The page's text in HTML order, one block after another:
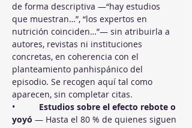
de forma descriptiva —“hay estudios
que muestran…”, “los expertos en
nutrición coinciden…”— sin atribuirla a
autores, revistas ni instituciones
concretas, en coherencia con el
planteamiento panhispánico del
episodio. Se recogen aquí tal como
aparecen, sin completar citas.
• Estudios sobre el efecto rebote o
yoyó — Hasta el 80 % de quienes siguen